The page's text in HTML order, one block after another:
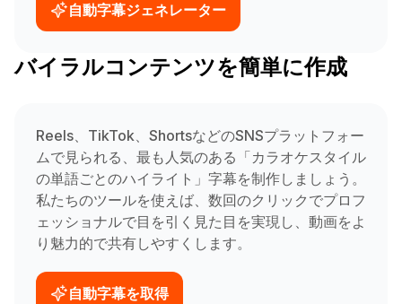
自動字幕ジェネレーター
バイラルコンテンツを簡単に作成
Reels、TikTok、ShortsなどのSNSプラットフォー
ムで見られる、最も人気のある「カラオケスタイル
の単語ごとのハイライト」字幕を制作しましょう。
私たちのツールを使えば、数回のクリックでプロフ
ェッショナルで目を引く見た目を実現し、動画をよ
り魅力的で共有しやすくします。
自動字幕を取得